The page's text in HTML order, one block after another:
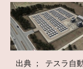
出典 ； テスラ自